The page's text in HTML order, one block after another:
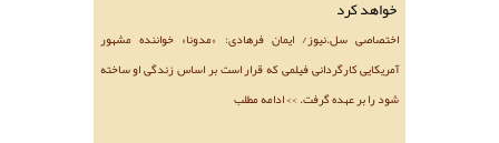
خواهد کرد
اختصاصی سل.نیوز/ ایمان فرهادی: «مدونا» خواننده مشهور
آمریکایی کارگردانی فیلمی که قرار است بر اساس زندگی او ساخته
شود را بر عهده گرفت. >> ادامه مطلب